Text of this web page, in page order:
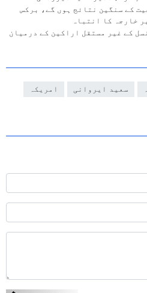
کے سنگین نتائج ہوں گے، برکس
خارجہ کا انتباہ
کے غیر مستقل اراکین کے درمیان
سعید ایروانی امریکہ